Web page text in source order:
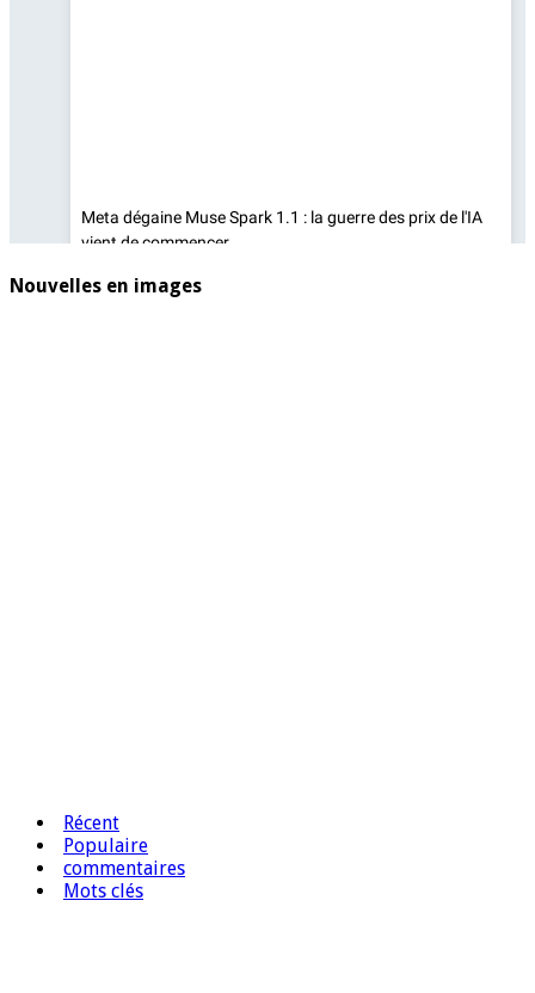
Nouvelles en images
Récent
Populaire
commentaires
Mots clés